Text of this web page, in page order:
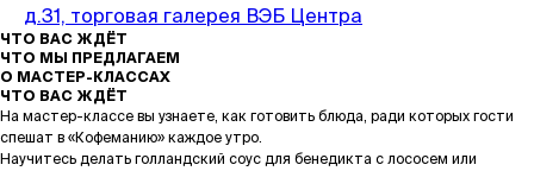
д.31, торговая галерея ВЭБ Центра
ЧТО ВАС ЖДЁТ
ЧТО МЫ ПРЕДЛАГАЕМ
О МАСТЕР-КЛАССАХ
ЧТО ВАС ЖДЁТ
На мастер-классе вы узнаете, как готовить блюда, ради которых гости
спешат в «Кофеманию» каждое утро.
Научитесь делать голландский соус для бенедикта с лососем или